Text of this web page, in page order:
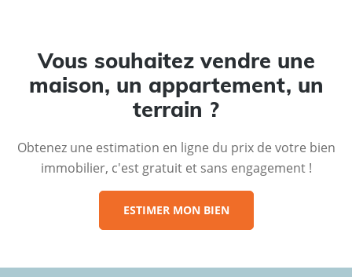
Vous souhaitez vendre une
maison, un appartement, un
terrain ?
Obtenez une estimation en ligne du prix de votre bien
immobilier, c'est gratuit et sans engagement !
ESTIMER MON BIEN